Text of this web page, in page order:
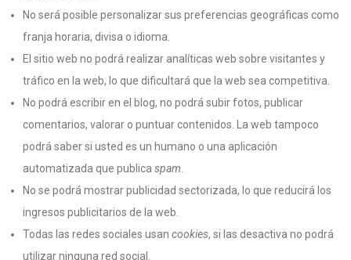
No será posible personalizar sus preferencias geográficas como
franja horaria, divisa o idioma.
El sitio web no podrá realizar analíticas web sobre visitantes y
tráfico en la web, lo que dificultará que la web sea competitiva.
No podrá escribir en el blog, no podrá subir fotos, publicar
comentarios, valorar o puntuar contenidos. La web tampoco
podrá saber si usted es un humano o una aplicación
automatizada que publica spam
No se podrá mostrar publicidad sectorizada, lo que reducirá los
ingresos publicitarios de la web.
Todas las redes sociales usan cookies, si las desactiva no podrá
utilizar ninguna red social.